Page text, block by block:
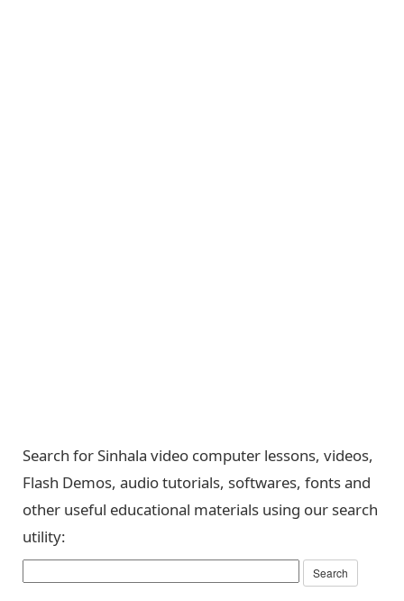
Search for Sinhala video computer lessons, videos,
Flash Demos, audio tutorials, softwares, fonts and
other useful educational materials using our search
utility: